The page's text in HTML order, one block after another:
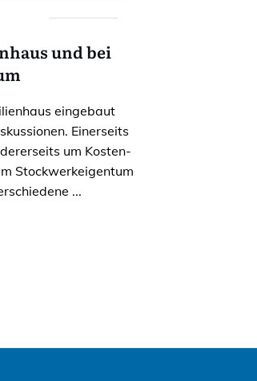
und bei
eingebaut
Einerseits
um Kosten-
Stockwerkeigentum
...